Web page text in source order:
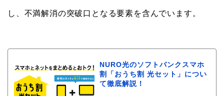
し、不満解消の突破口となる要素を含んでいます。
NURO光のソフトバンクスマホ
割「おうち割 光セット」につい
て徹底解説！